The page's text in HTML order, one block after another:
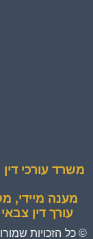
משרד עורכי דין
מענה מיידי,
עורך דין צבאי - 24 שעות ביממה, בכל רחבי
© כל הזכויות